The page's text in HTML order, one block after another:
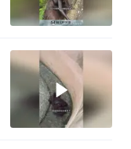
质量发展
筑健康中国